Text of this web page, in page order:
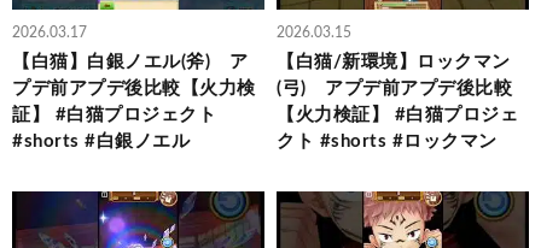
2026.03.17
【白猫】白銀ノエル(斧) ア
プデ前アプデ後比較【火力検
証】 #白猫プロジェクト
#shorts #白銀ノエル
2026.03.15
【白猫/新環境】ロックマン
(弓) アプデ前アプデ後比較
【火力検証】 #白猫プロジェ
クト #shorts #ロックマン